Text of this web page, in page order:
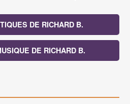
DE RICHARD B.
DE RICHARD B.